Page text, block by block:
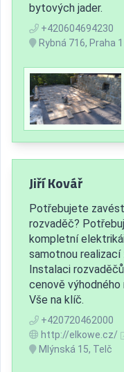
bytových jader.
+420604694230
Rybná 716, Praha 1
Jiří Kovář
Potřebujete
rozvaděč?
kompletní
samotnou realizací
Instalaci
cenově výhodného
Vše na klíč.
+420720462000
http://elkowe.cz/
Mlýnská 15, Telč